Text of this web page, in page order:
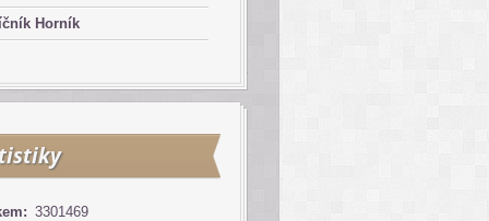
Horník
3301469